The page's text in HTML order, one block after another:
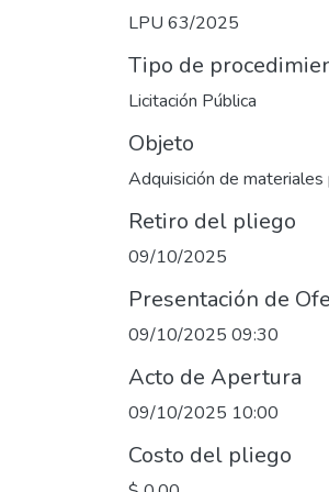
LPU 63/2025
Tipo de
Licitación Pública
Objeto
Adquisición de materiales
Retiro del pliego
09/10/2025
Presentación de
09/10/2025 09:30
Acto de Apertura
09/10/2025 10:00
Costo del pliego